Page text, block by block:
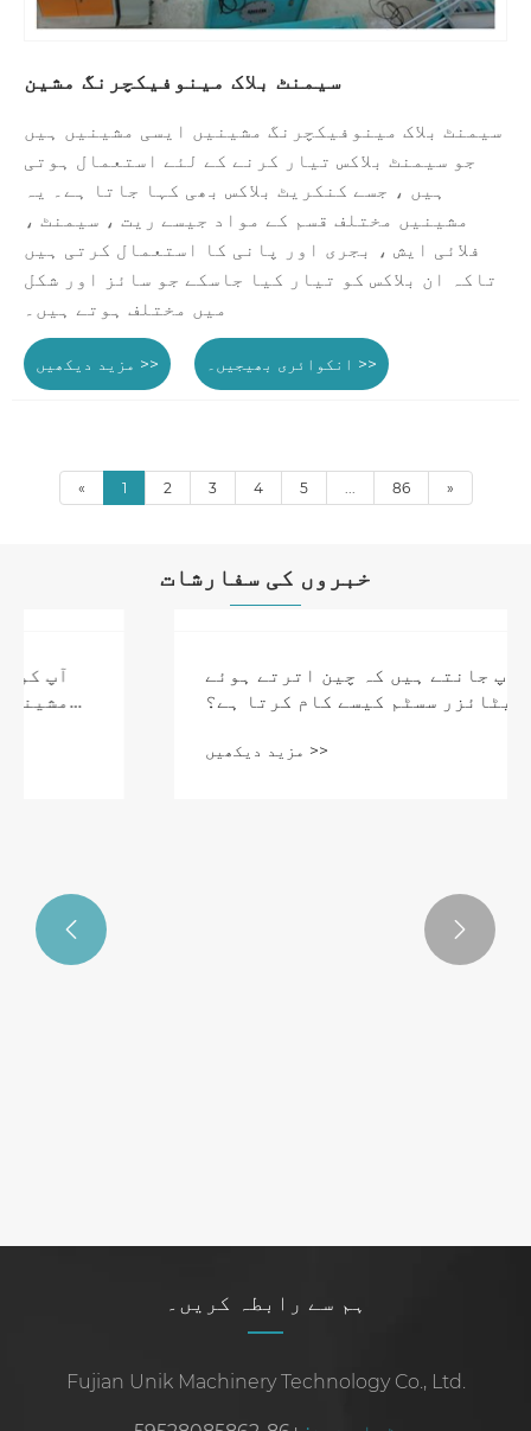
سیمنٹ بلاک مینوفیکچرنگ مشین
سیمنٹ بلاک مینوفیکچرنگ مشینیں ایسی مشینیں ہیں
جو سیمنٹ بلاکس تیار کرنے کے لئے استعمال ہوتی
ہیں ، جسے کنکریٹ بلاکس بھی کہا جاتا ہے۔ یہ
مشینیں مختلف قسم کے مواد جیسے ریت ، سیمنٹ ،
فلائی ایش ، بجری اور پانی کا استعمال کرتی ہیں
تاکہ ان بلاکس کو تیار کیا جاسکے جو سائز اور شکل
میں مختلف ہوتے ہیں۔
مزید دیکھیں >> انکوائری بھیجیں۔ >>
« 1 2 3 4 5 86 »
خبروں کی سفارشات
 
ہم سے رابطہ کریں۔
Fujian Unik Machinery Technology Co., Ltd.